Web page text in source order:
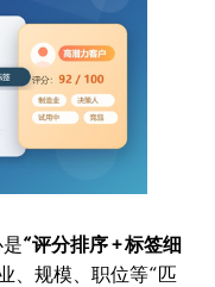
“评分排序 + 标签细
、规模、职位等“匹